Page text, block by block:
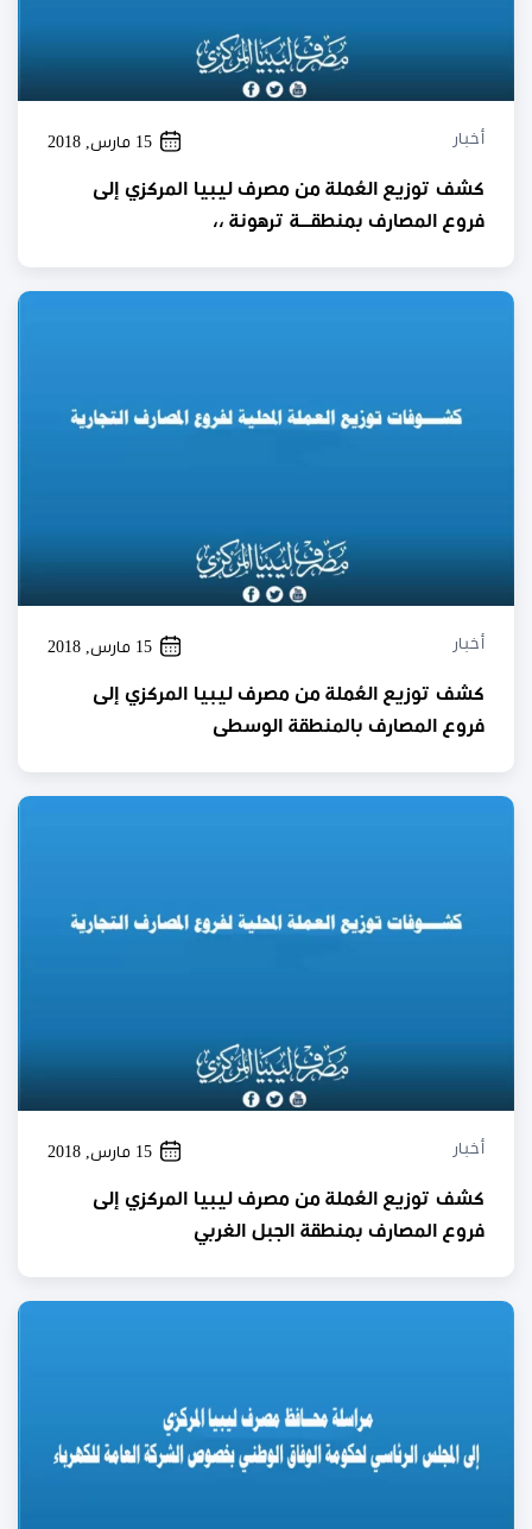
أخبار 15 مارس, 2018
كشف توزيع العُملة من مصرف ليبيا المركزي إلى
فروع المصارف بمنطقـــة ترهونة ،،
أخبار 15 مارس, 2018
كشف توزيع العُملة من مصرف ليبيا المركزي إلى
فروع المصارف بالمنطقة الوسطى
أخبار 15 مارس, 2018
كشف توزيع العُملة من مصرف ليبيا المركزي إلى
فروع المصارف بمنطقة الجبل الغربي